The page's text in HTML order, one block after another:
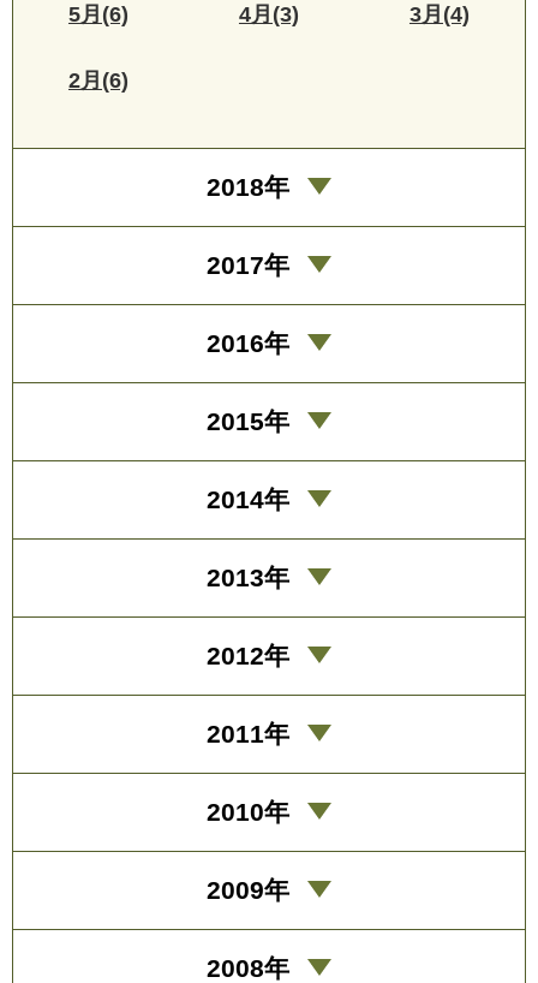
5月(6) 4月(3) 3月(4)
2月(6)
2018年
2017年
2016年
2015年
2014年
2013年
2012年
2011年
2010年
2009年
2008年